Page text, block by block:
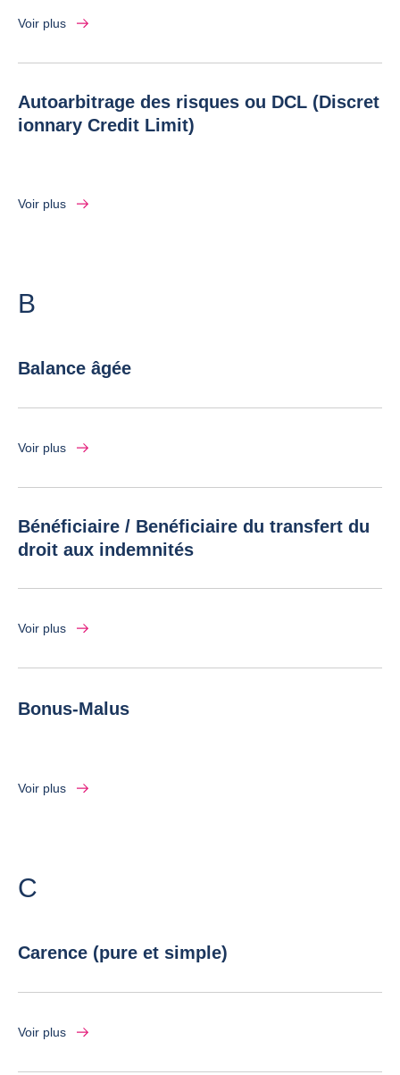
Voir plus
Autoarbitrage des risques ou DCL (Discret
ionnary Credit Limit)
Voir plus
Lettre
B
Balance âgée
Voir plus
Bénéficiaire / Benéficiaire du transfert du
droit aux indemnités
Voir plus
Bonus-Malus
Voir plus
Lettre
C
Carence (pure et simple)
Voir plus